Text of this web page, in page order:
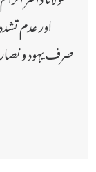
اور عدم
صرف یہود و